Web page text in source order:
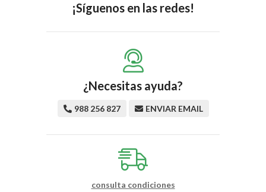
¡Síguenos en las redes!
¿Necesitas ayuda?
988 256 827 ENVIAR EMAIL
consulta condiciones